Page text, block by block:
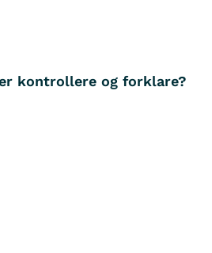
kontrollere og forklare?